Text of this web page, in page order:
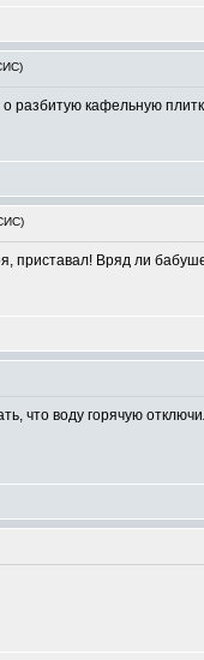
кафельную
приставал! Вряд ли
что воду горячую